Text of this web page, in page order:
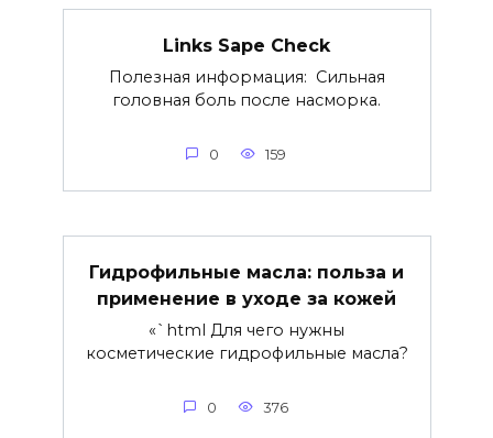
Links Sape Check
Полезная информация: Сильная
головная боль после насморка.
0 159
Гидрофильные масла: польза и
применение в уходе за кожей
«`html Для чего нужны
косметические гидрофильные масла?
0 376